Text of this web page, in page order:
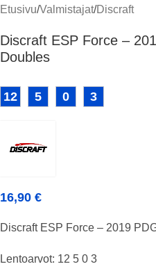
Etusivu/Valmistajat/Discraft
Discraft ESP Force –
Doubles
12 5 0 3
16,90 €
Discraft ESP Force – 2019
Lentoarvot: 12 5 0 3